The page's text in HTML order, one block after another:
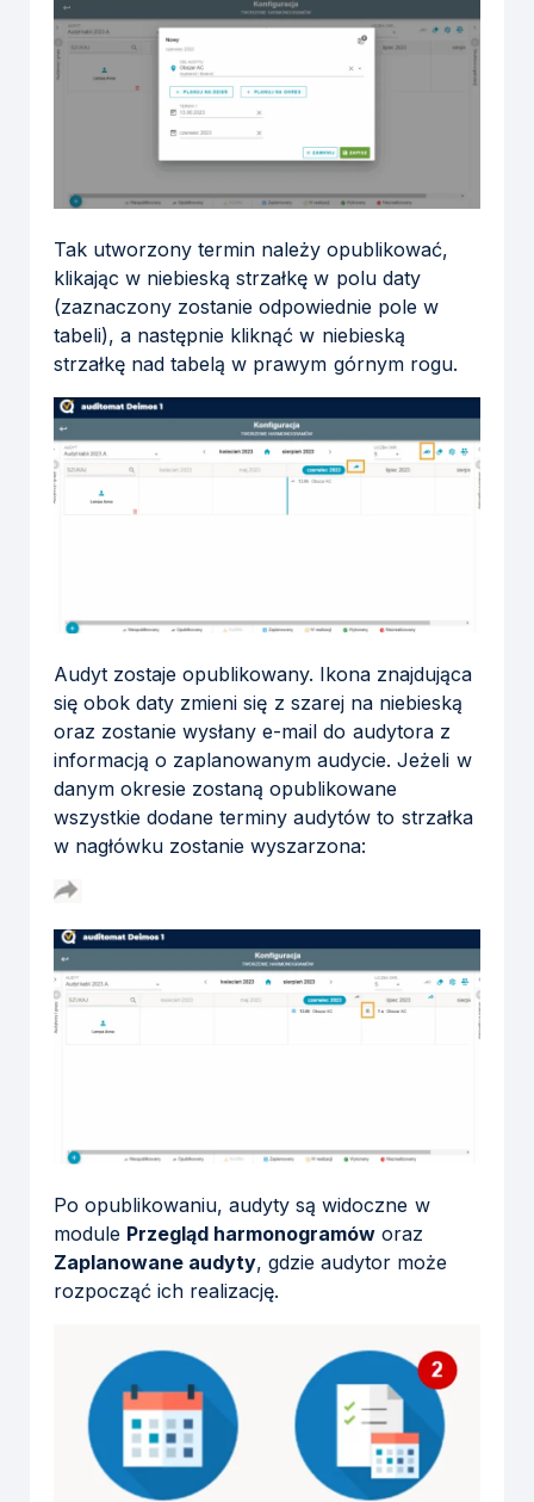
Tak utworzony termin należy opublikować,
klikając w niebieską strzałkę w polu daty
(zaznaczony zostanie odpowiednie pole w
tabeli), a następnie kliknąć w niebieską
strzałkę nad tabelą w prawym górnym rogu.
Audyt zostaje opublikowany. Ikona znajdująca
się obok daty zmieni się z szarej na niebieską
oraz zostanie wysłany e-mail do audytora z
informacją o zaplanowanym audycie. Jeżeli w
danym okresie zostaną opublikowane
wszystkie dodane terminy audytów to strzałka
w nagłówku zostanie wyszarzona:
Po opublikowaniu, audyty są widoczne w
module Przegląd harmonogramów oraz
Zaplanowane audyty, gdzie audytor może
rozpocząć ich realizację.